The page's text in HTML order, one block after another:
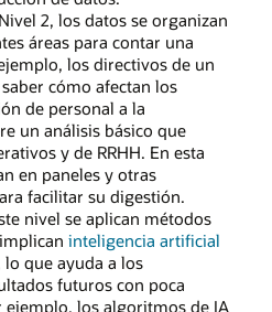
2, los datos se organizan
áreas para contar una
los directivos de un
cómo afectan los
de personal a la
un análisis básico que
y de RRHH. En esta
en paneles y otras
facilitar su digestión.
nivel se aplican métodos
inteligencia artificial
lo que ayuda a los
futuros con poca
los algoritmos de IA